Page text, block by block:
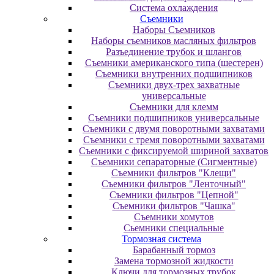
Система охлаждения
Съемники
Наборы Съемников
Наборы съемников масляных фильтров
Разъединение трубок и шлангов
Съемники американского типа (шестерен)
Съемники внутренних подшипников
Съемники двух-трех захватные
универсальные
Съемники для клемм
Съемники подшипников универсальные
Съемники с двумя поворотными захватами
Съемники с тремя поворотными захватами
Съемники с фиксируемой шириной захватов
Съемники сепараторные (Сигментные)
Съемники фильтров "Клещи"
Съемники фильтров "Ленточный"
Съемники фильтров "Цепной"
Съемники фильтров "Чашка"
Съемники хомутов
Сьемники специальные
Тормозная система
Барабанный тормоз
Замена тормозной жидкости
Ключи для тормозных трубок